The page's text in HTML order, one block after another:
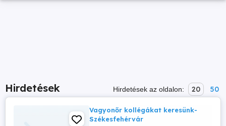
Hirdetések Hirdetések az oldalon: 20 50
Vagyonőr kollégákat keresünk-
Székesfehérvár